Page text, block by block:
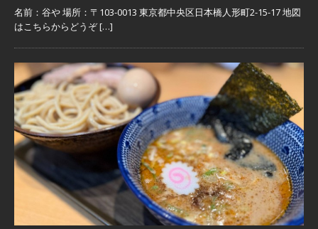
名前：谷や 場所：〒103-0013 東京都中央区日本橋人形町2-15-17 地図
はこちらからどうぞ[…]